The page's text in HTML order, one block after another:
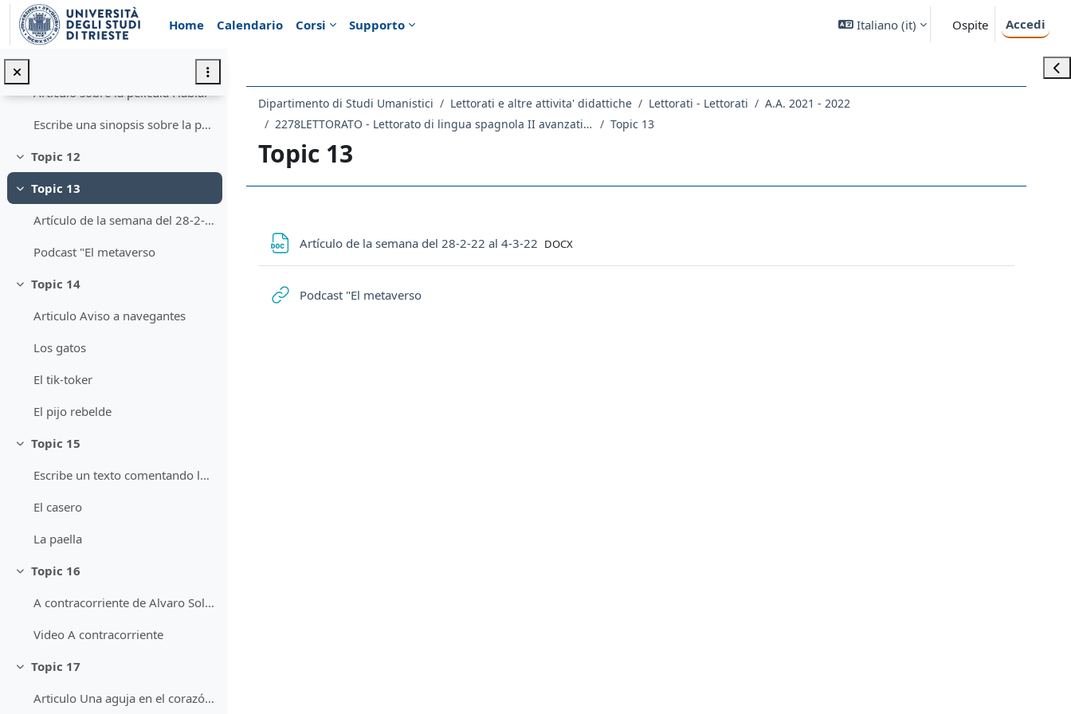
Vai al contenuto principale
Home
Calendario Corsi Supporto Italiano ‎(it)‎ Ospite Accedi
El color de los sonidos
Minimizza
Articulo sobre la pelìcula Hablar
Escribe una sinopsis sobre la película Hablar: argumento, personajes principales, opinión personal(300 palabras aprox.)
Minimizza
Topic 12
Minimizza
Topic 13
Artículo de la semana del 28-2-22 al 4-3-22
Podcast "El metaverso
Minimizza
Topic 14
Articulo Aviso a navegantes
Los gatos
El tik-toker
El pijo rebelde
Minimizza
Topic 15
Escribe un texto comentando la pelicula Scoop
El casero
La paella
Minimizza
Topic 16
A contracorriente de Alvaro Soler
Video A contracorriente
Minimizza
Topic 17
Articulo Una aguja en el corazón de Rosa Montero
Dipartimento di Studi Umanistici Lettorati e altre attivita' didattiche Lettorati - Lettorati
A.A. 2021 - 2022
2278LETTORATO - Lettorato di lingua spagnola II avanzati 2021
Topic 13
Topic 13
Artículo de la semana del 28-2-22 al 4-3-22 File
DOCX
Podcast "El metaversoURL